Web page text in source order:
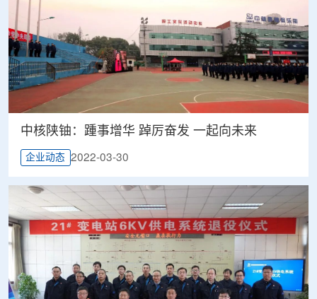
中核陕铀：踵事增华 踔厉奋发 一起向未来
企业动态 2022-03-30